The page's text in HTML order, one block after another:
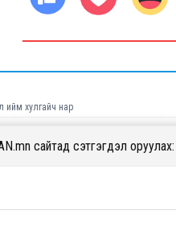
ийм хулгайч нар
сайтад сэтгэгдэл оруулах: